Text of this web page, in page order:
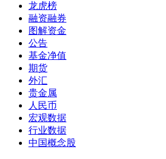
龙虎榜
融资融券
图解资金
公告
基金净值
期货
外汇
贵金属
人民币
宏观数据
行业数据
中国概念股